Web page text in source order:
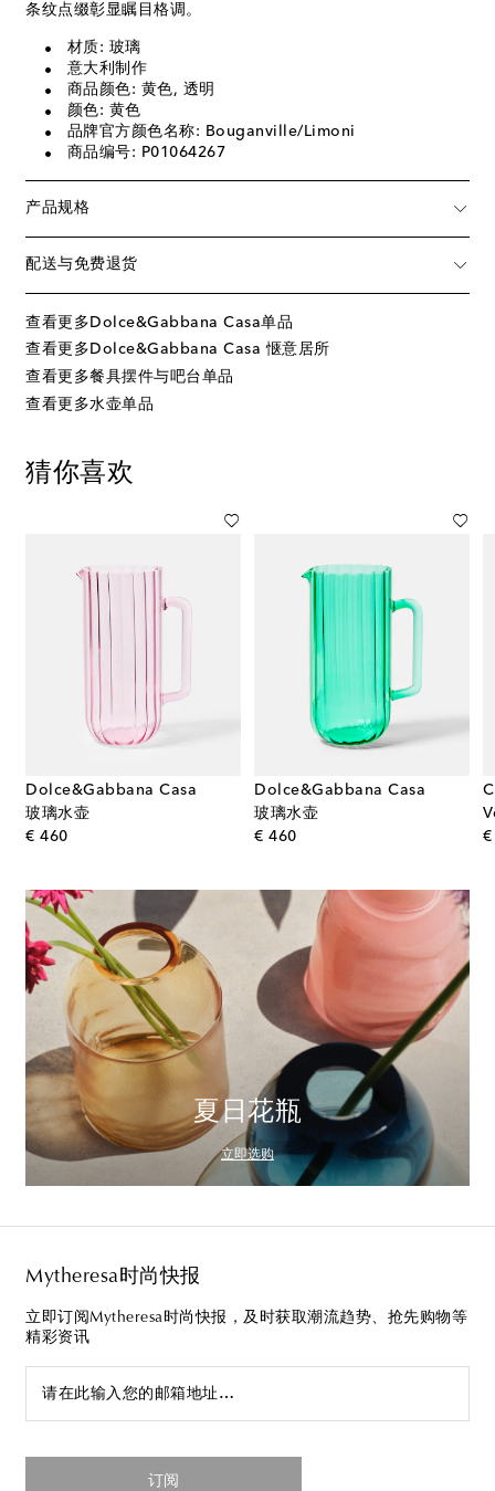
条纹点缀彰显瞩目格调。
材质: 玻璃
意大利制作
商品颜色: 黄色, 透明
颜色: 黄色
品牌官方颜色名称: Bouganville/Limoni
商品编号: P01064267
产品规格
配送与免费退货
查看更多Dolce&Gabbana Casa单品
查看更多Dolce&Gabbana Casa 惬意居所
查看更多餐具摆件与吧台单品
查看更多水壶单品
猜你喜欢
Dolce&Gabbana Casa
玻璃水壶
€ 460original price
Dolce&Gabbana Casa
玻璃水壶
€ 460original price €
夏日花瓶
立即选购
Mytheresa时尚快报
立即订阅Mytheresa时尚快报，及时获取潮流趋势、抢先购物等
精彩资讯
请在此输入您的邮箱地址…
订阅